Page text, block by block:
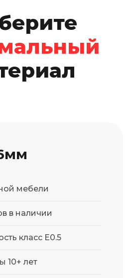
мебели
в наличии
класс Е0.5
10+ лет